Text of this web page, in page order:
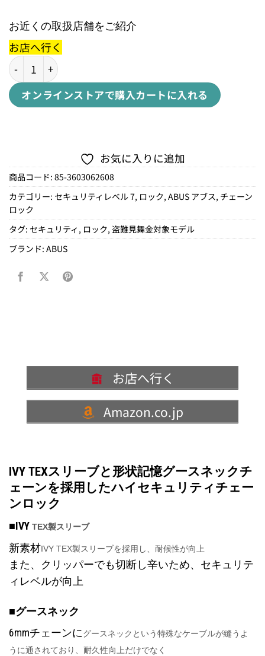
お近くの取扱店舗をご紹介
お店へ行く
6206K6mmチェーン個
オンラインストアで購入カートに入れる
お気に入りに追加
商品コード: 85-3603062608
カテゴリー: セキュリティレベル 7, ロック, ABUS アブス, チェーン
ロック
タグ: セキュリティ , ロック, 盗難見舞金対象モデル
ブランド: ABUS
お店へ行く
Amazon.co.jp
IVY TEXスリーブと形状記憶グースネックチ
ェーンを採用したハイセキュリティチェー
ンロック
■IVY TEX製スリーブ
新素材IVY TEX製スリーブを採用し、耐候性が向上
また、クリッパーでも切断し辛いため、セキュリテ
ィレベルが向上
■グースネック
6mmチェーンにグースネックという特殊なケーブルが縫うよ
うに通されており、耐久性向上だけでなく